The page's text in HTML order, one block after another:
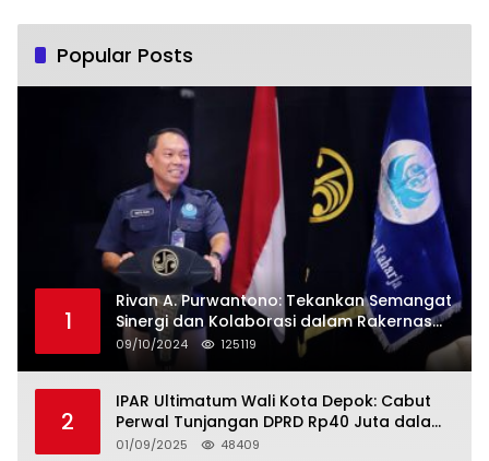
Popular Posts
1
Rivan A. Purwantono: Tekankan Semangat
Sinergi dan Kolaborasi dalam Rakernas
Serikat Pekerja Jasa Raharja
09/10/2024 125119
2
IPAR Ultimatum Wali Kota Depok: Cabut
Perwal Tunjangan DPRD Rp40 Juta dalam
5 Hari atau Hadapi Aksi Rakyat
01/09/2025 48409